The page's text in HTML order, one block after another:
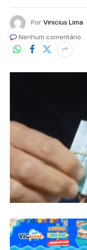
Por Vinicius Lima
Nenhum comentário